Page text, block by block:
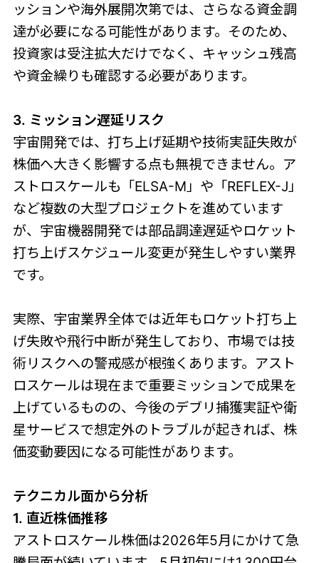
ッションや海外展開次第では、さらなる資金調
達が必要になる可能性があります。そのため、
投資家は受注拡大だけでなく、キャッシュ残高
や資金繰りも確認する必要があります。
3. ミッション遅延リスク
宇宙開発では、打ち上げ延期や技術実証失敗が
株価へ大きく影響する点も無視できません。ア
ストロスケールも「ELSA-M」や「REFLEX-J」
など複数の大型プロジェクトを進めています
が、宇宙機器開発では部品調達遅延やロケット
打ち上げスケジュール変更が発生しやすい業界
です。
実際、宇宙業界全体では近年もロケット打ち上
げ失敗や飛行中断が発生しており、市場では技
術リスクへの警戒感が根強くあります。アスト
ロスケールは現在まで重要ミッションで成果を
上げているものの、今後のデブリ捕獲実証や衛
星サービスで想定外のトラブルが起きれば、株
価変動要因になる可能性があります。
テクニカル面から分析
1. 直近株価推移
アストロスケール株価は2026年5月にかけて急